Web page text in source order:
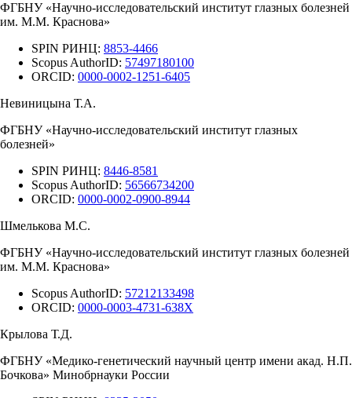
ФГБНУ «Научно-исследовательский институт глазных болезней
им. М.М. Краснова»
SPIN РИНЦ: 8853-4466
Scopus AuthorID: 57497180100
ORCID: 0000-0002-1251-6405
Невиницына Т.А.
ФГБНУ «Научно-исследовательский институт глазных
болезней»
SPIN РИНЦ: 8446-8581
Scopus AuthorID: 56566734200
ORCID: 0000-0002-0900-8944
Шмелькова М.С.
ФГБНУ «Научно-исследовательский институт глазных болезней
им. М.М. Краснова»
Scopus AuthorID: 57212133498
ORCID: 0000-0003-4731-638X
Крылова Т.Д.
ФГБНУ «Медико-генетический научный центр имени акад. Н.П.
Бочкова» Минобрнауки России